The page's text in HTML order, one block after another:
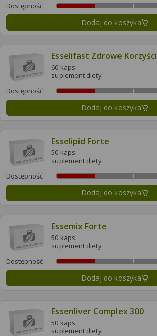
Dostępność
Dodaj do koszyka
Esselifast Zdrowe Korzyści
60 kaps.
suplement diety
Dostępność
Dodaj do koszyka
Esselipid Forte
50 kaps.
suplement diety
Dostępność
Dodaj do koszyka
Essemix Forte
50 kaps.
suplement diety
Dostępność
Dodaj do koszyka
Essenliver Complex 300
50 kaps.
suplement diety